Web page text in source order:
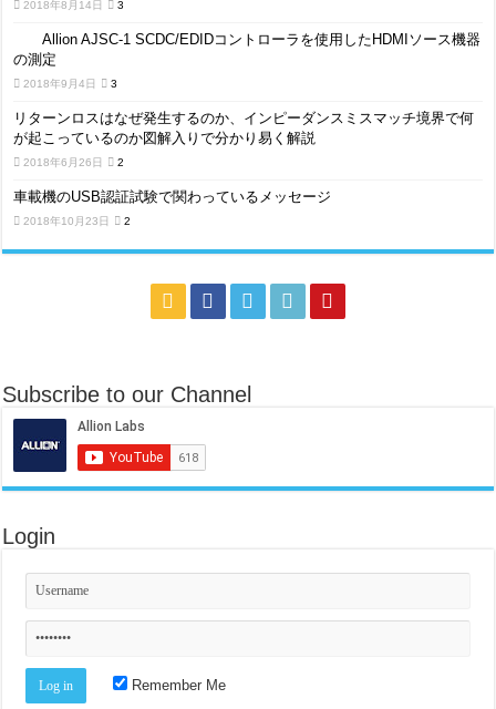
2018年8月14日 3
Allion AJSC-1 SCDC/EDIDコントローラを使用したHDMIソース機器
の測定
2018年9月4日 3
リターンロスはなぜ発生するのか、インピーダンスミスマッチ境界で何
が起こっているのか図解入りで分かり易く解説
2018年6月26日 2
車載機のUSB認証試験で関わっているメッセージ
2018年10月23日 2
Subscribe to our Channel
Login
Remember Me